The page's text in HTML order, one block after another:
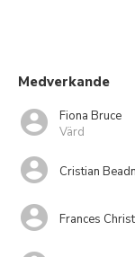
Medverkande
Fiona Bruce
Värd
Cristian
Frances